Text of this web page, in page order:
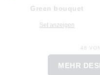
Green bouquet
Set anzeigen
48
MEHR